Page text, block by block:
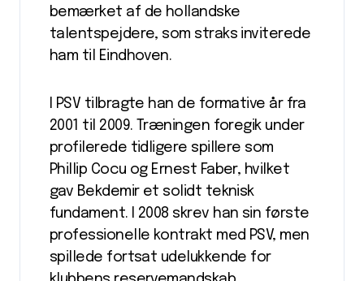
bemærket af de hollandske
talentspejdere, som straks inviterede
ham til Eindhoven.
I PSV tilbragte han de formative år fra
2001 til 2009. Træningen foregik under
profilerede tidligere spillere som
Phillip Cocu og Ernest Faber, hvilket
gav Bekdemir et solidt teknisk
fundament. I 2008 skrev han sin første
professionelle kontrakt med PSV, men
spillede fortsat udelukkende for